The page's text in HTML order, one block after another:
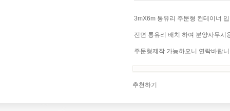
3mX6m 통유리 주문형 컨테이너
전면 통유리 배치 하여 분양사무시
주문형제작 가능하오니 연락바랍
추천하기